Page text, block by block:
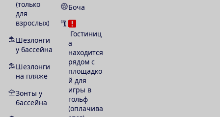
(только
для
взрослых)
Шезлонги
у бассейна
Шезлонги
на пляже
Зонты у
бассейна
Боча
Гостиниц
а
находится
рядом с
площадко
й для
игры в
гольф
(оплачива